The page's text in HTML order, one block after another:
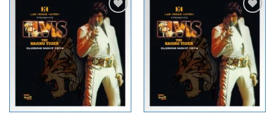
Zur
Wunschliste
hinzufügen
Zur
Wunschliste
hinzufügen